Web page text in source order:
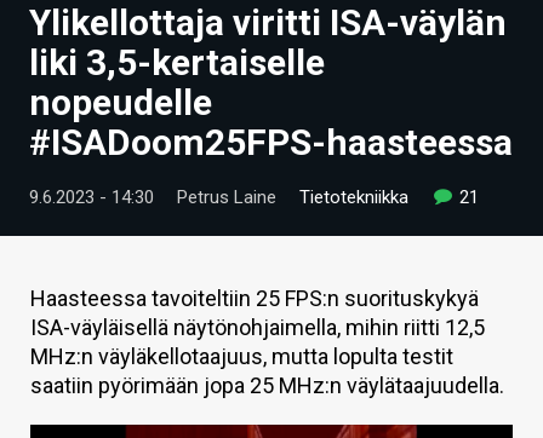
UUTISET
ARTIKKELIT
VIDEOT
TECHBBS
HINTA.FI
KAUPPA
VAIHDA TEEMA
Ylikellottaja viritti ISA-väylän
liki 3,5-kertaiselle
nopeudelle
#ISADoom25FPS-haasteessa
9.6.2023 - 14:30 Petrus Laine Tietotekniikka 21
Haasteessa tavoiteltiin 25 FPS:n suorituskykyä
ISA-väyläisellä näytönohjaimella, mihin riitti 12,5
MHz:n väyläkellotaajuus, mutta lopulta testit
saatiin pyörimään jopa 25 MHz:n väylätaajuudella.